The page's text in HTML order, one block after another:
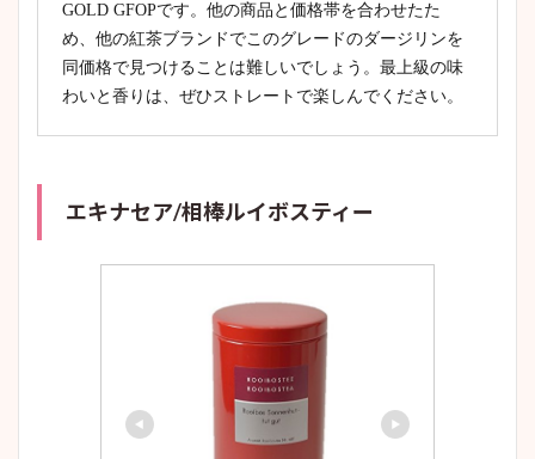
GOLD GFOPです。他の商品と価格帯を合わせたた
め、他の紅茶ブランドでこのグレードのダージリンを
同価格で見つけることは難しいでしょう。最上級の味
わいと香りは、ぜひストレートで楽しんでください。
エキナセア/相棒ルイボスティー